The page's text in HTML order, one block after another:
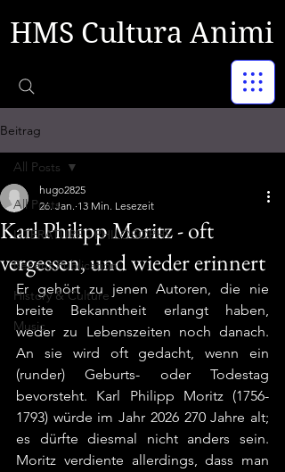
HMS Cultura Animi
Beitrag
All Posts
LITERATURE - PHILOSOPHY
Recent Publication
History & Culture
Music
All Posts
Karl Philipp Moritz - oft
vergessen, und wieder erinnert
hugo2825
26. Jan. 13 Min. Lesezeit
Er gehört zu jenen Autoren, die nie
breite Bekanntheit erlangt haben,
weder zu Lebenszeiten noch danach.
An sie wird oft gedacht, wenn ein
(runder) Geburts- oder Todestag
bevorsteht. Karl Philipp Moritz (1756-
1793) würde im Jahr 2026 270 Jahre alt;
es dürfte diesmal nicht anders sein.
Moritz verdiente allerdings, dass man